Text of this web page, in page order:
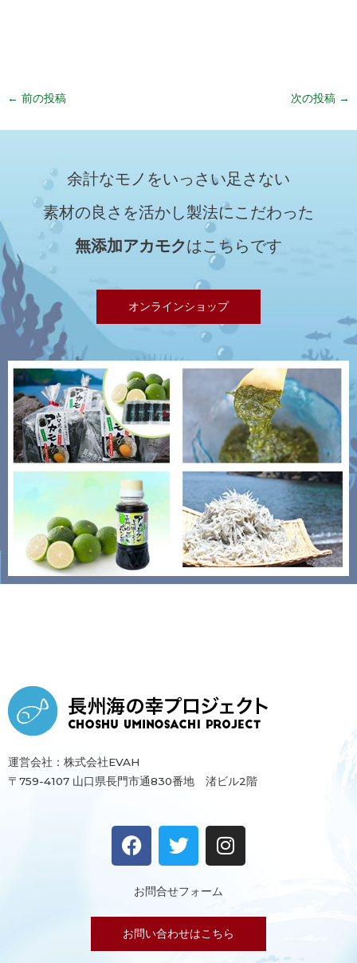
← 前の投稿 次の投稿 →
余計なモノをいっさい足さない
素材の良さを活かし製法にこだわった
無添加アカモクはこちらです
オンラインショップ
運営会社：株式会社EVAH
〒759-4107 山口県長門市通830番地 渚ビル2階
F
a
e
b
o
o
T
w
t
t
e
r
I
n
a
g
r
お問合せフォーム
お問い合わせはこちら